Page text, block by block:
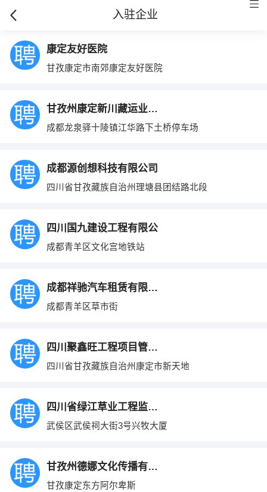
入驻企业
康定友好医院
甘孜康定市南郊康定友好医院
甘孜州康定新川藏运业有限责任公司旅游分公
成都龙泉驿十陵镇江华路下土桥停车场
成都源创想科技有限公司
四川省甘孜藏族自治州理塘县团结路北段
四川国九建设工程有限公
成都青羊区文化宫地铁站
成都祥驰汽车租赁有限公司
成都青羊区草市街
四川聚鑫旺工程项目管理有限公司
四川省甘孜藏族自治州康定市新天地
四川省绿江草业工程监理有限公司
武侯区武侯祠大街3号兴牧大厦
甘孜州德娜文化传播有限公司
甘孜康定东方阿尔卑斯